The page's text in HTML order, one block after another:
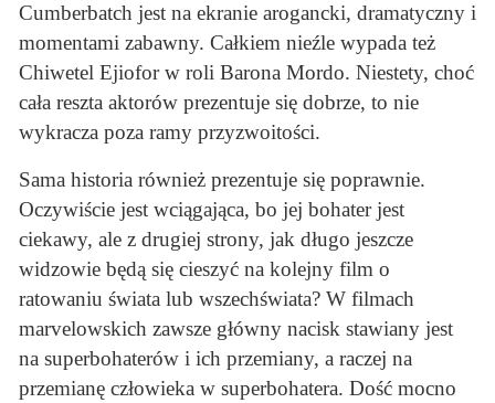
Cumberbatch jest na ekranie arogancki, dramatyczny i
momentami zabawny. Całkiem nieźle wypada też
Chiwetel Ejiofor w roli Barona Mordo. Niestety, choć
cała reszta aktorów prezentuje się dobrze, to nie
wykracza poza ramy przyzwoitości.
Sama historia również prezentuje się poprawnie.
Oczywiście jest wciągająca, bo jej bohater jest
ciekawy, ale z drugiej strony, jak długo jeszcze
widzowie będą się cieszyć na kolejny film o
ratowaniu świata lub wszechświata? W filmach
marvelowskich zawsze główny nacisk stawiany jest
na superbohaterów i ich przemiany, a raczej na
przemianę człowieka w superbohatera. Dość mocno